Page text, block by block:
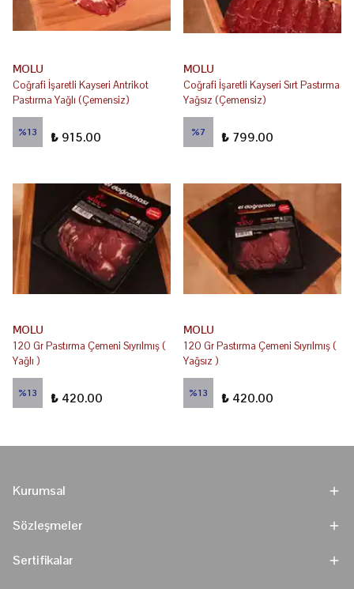
MOLU
Coğrafi İşaretli Kayseri Antrikot
Pastırma Yağlı (Çemensiz)
%13 ₺ 915.00
MOLU
Coğrafi İşaretli Kayseri Sırt Pastırma
Yağsız (Çemensiz)
%7 ₺ 799.00
MOLU
120 Gr Pastırma Çemeni Sıyrılmış (
Yağlı )
%13 ₺ 420.00
MOLU
120 Gr Pastırma Çemeni Sıyrılmış (
Yağsız )
%13 ₺ 420.00
Kurumsal
Sözleşmeler
Sertifikalar